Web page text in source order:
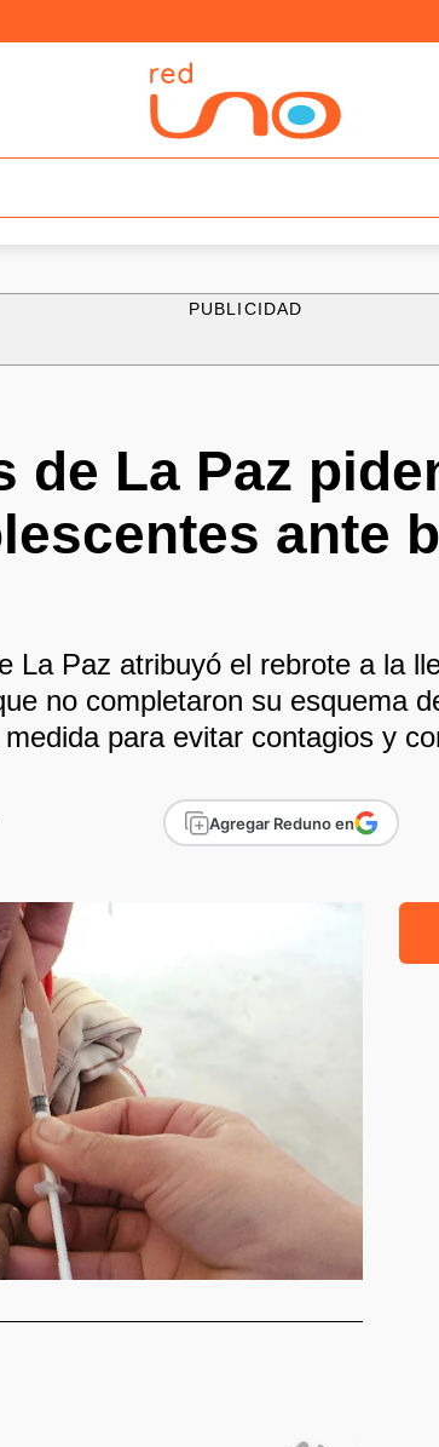
PUBLICIDAD
de La Paz
ante
La Paz atribuyó el rebrote a la
no completaron su esquema
para evitar contagios y
Agregar Reduno en